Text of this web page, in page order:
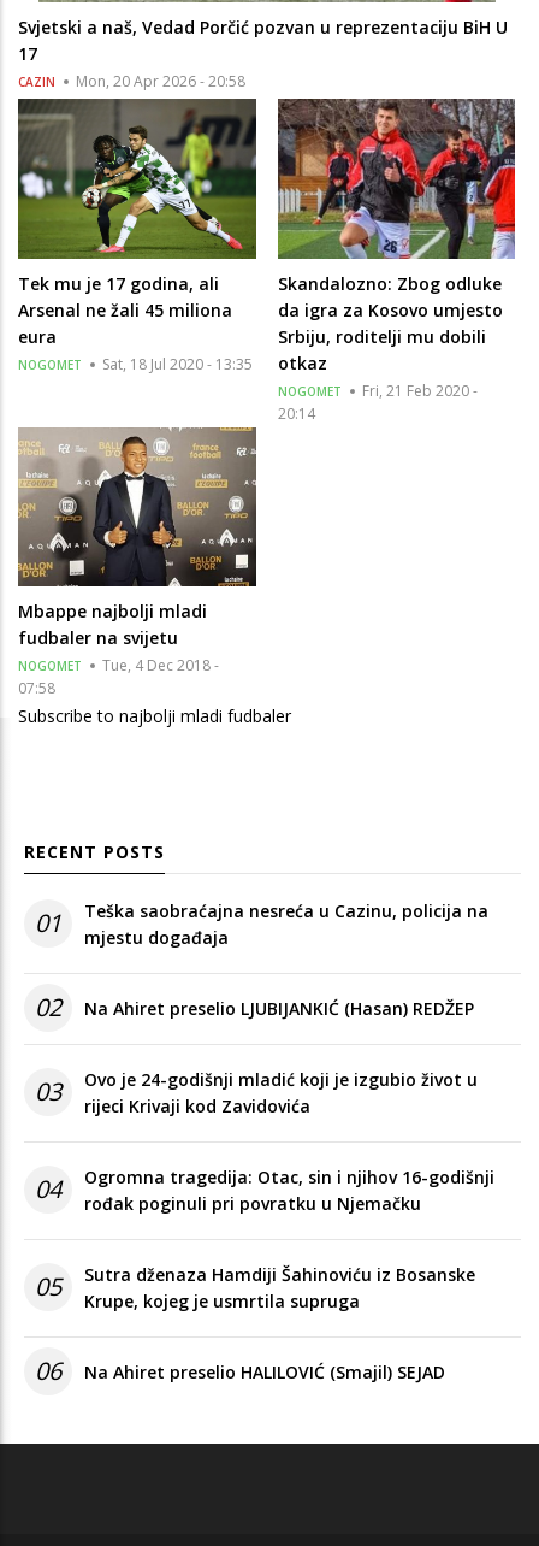
Svjetski a naš, Vedad Porčić pozvan u reprezentaciju BiH U
17
CAZIN Mon, 20 Apr 2026 - 20:58
Tek mu je 17 godina, ali
Arsenal ne žali 45 miliona
eura
NOGOMET Sat, 18 Jul 2020 - 13:35
Skandalozno: Zbog odluke
da igra za Kosovo umjesto
Srbiju, roditelji mu dobili
otkaz
NOGOMET
Fri, 21 Feb 2020 -
20:14
Mbappe najbolji mladi
fudbaler na svijetu
NOGOMET
Tue, 4 Dec 2018 -
07:58
Subscribe to najbolji mladi fudbaler
RECENT POSTS
01
Teška saobraćajna nesreća u Cazinu, policija na
mjestu događaja
02 Na Ahiret preselio LJUBIJANKIĆ (Hasan) REDŽEP
03
Ovo je 24-godišnji mladić koji je izgubio život u
rijeci Krivaji kod Zavidovića
04
Ogromna tragedija: Otac, sin i njihov 16-godišnji
rođak poginuli pri povratku u Njemačku
05
Sutra dženaza Hamdiji Šahinoviću iz Bosanske
Krupe, kojeg je usmrtila supruga
06 Na Ahiret preselio HALILOVIĆ (Smajil) SEJAD